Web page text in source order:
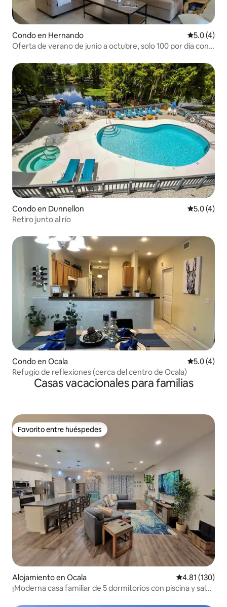
Condo en Hernando
5.0 (4)
Oferta de verano de junio a octubre, solo 100 por día con
Condo en Dunnellon
5.0 (4)
Retiro junto al río
Condo en Ocala
5.0 (4)
Refugio de reflexiones (cerca del centro de Ocala)
Casas vacacionales para familias
Favorito entre huéspedes
Favorito entre huéspedes
Alojamiento en Ocala Calificación
4.81 (130)
¡Moderna casa familiar de 5 dormitorios con piscina y sala